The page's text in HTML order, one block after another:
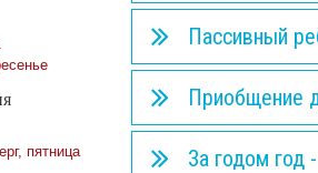
пятница
Пассивный
Приобщение
За годом год